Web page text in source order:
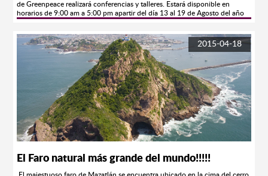
de Greenpeace realizará conferencias y talleres. Estará disponible en
horarios de 9:00 am a 5:00 pm apartir del día 13 al 19 de Agosto del año
buque Esperanza. El barco insignia de la organización ecologista
Greenpeace fue amarrado ayer al muelle cerca del ferrie y a partir de hoy, a
las 12:00 horas, se abre a la visita de la ciudadanía en general. A la misma
hora se realizará una ceremonia de recepción por parte de las autoridades
marítimas y funcionarios municipales.
2015-04-18
El Faro natural más grande del mundo!!!!!